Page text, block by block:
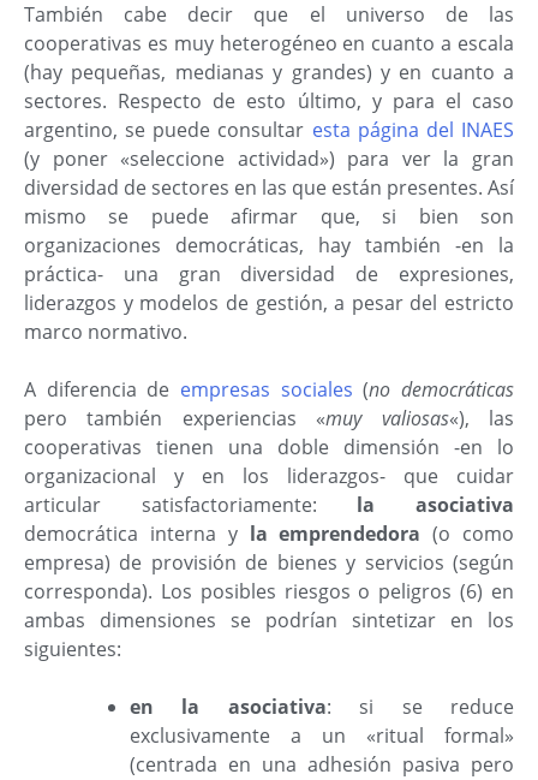
También cabe decir que el universo de las
cooperativas es muy heterogéneo en cuanto a escala
(hay pequeñas, medianas y grandes) y en cuanto a
sectores. Respecto de esto último, y para el caso
argentino, se puede consultar esta página del INAES
(y poner «seleccione actividad») para ver la gran
diversidad de sectores en las que están presentes. Así
mismo se puede afirmar que, si bien son
organizaciones democráticas, hay también -en la
práctica- una gran diversidad de expresiones,
liderazgos y modelos de gestión, a pesar del estricto
marco normativo.
A diferencia de empresas sociales (no democráticas
pero también experiencias «muy valiosas«), las
cooperativas tienen una doble dimensión -en lo
organizacional y en los liderazgos- que cuidar
articular satisfactoriamente: la asociativa
democrática interna y la emprendedora (o como
empresa) de provisión de bienes y servicios (según
corresponda). Los posibles riesgos o peligros (6) en
ambas dimensiones se podrían sintetizar en los
siguientes:
en la asociativa: si se reduce
exclusivamente a un «ritual formal»
(centrada en una adhesión pasiva pero